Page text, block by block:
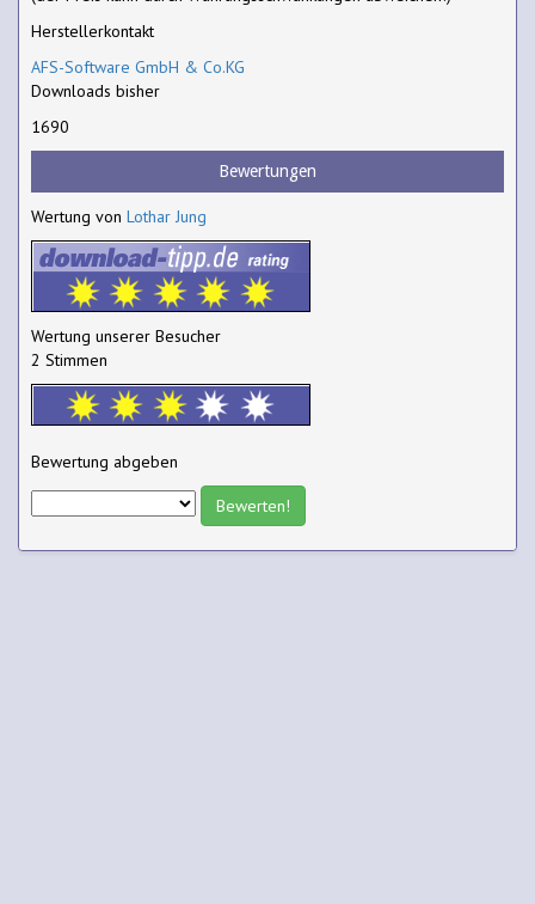
Herstellerkontakt
AFS-Software GmbH & Co.KG
Downloads bisher
1690
Bewertungen
Wertung von Lothar Jung
Wertung unserer Besucher
2 Stimmen
Bewertung abgeben